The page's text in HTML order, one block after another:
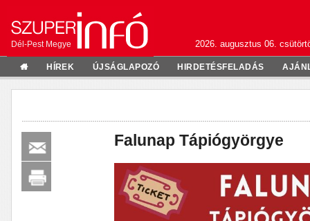
Dél-Pest Megye 2026. augusztus 06.
HÍREK ÚJSÁGLAPOZÓ HIRDETÉSFELADÁS
Falunap Tápiógyörgye